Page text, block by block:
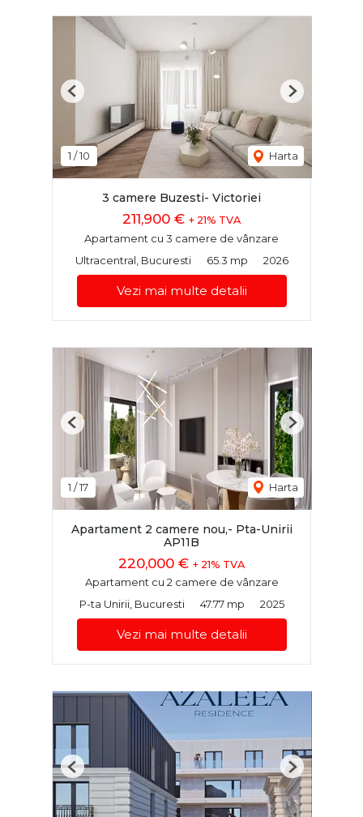
1 /10 Harta
Previous Next
3 camere Buzesti- Victoriei
211,900 € + 21% TVA
Apartament cu 3 camere de vânzare
Ultracentral, Bucuresti
65.3 mp 2026
Vezi mai multe detalii
1 /17 Harta
Previous Next
Apartament 2 camere nou,- Pta-Unirii
AP11B
220,000 € + 21% TVA
Apartament cu 2 camere de vânzare
P-ta Unirii, Bucuresti
47.77 mp 2025
Vezi mai multe detalii
Previous Next